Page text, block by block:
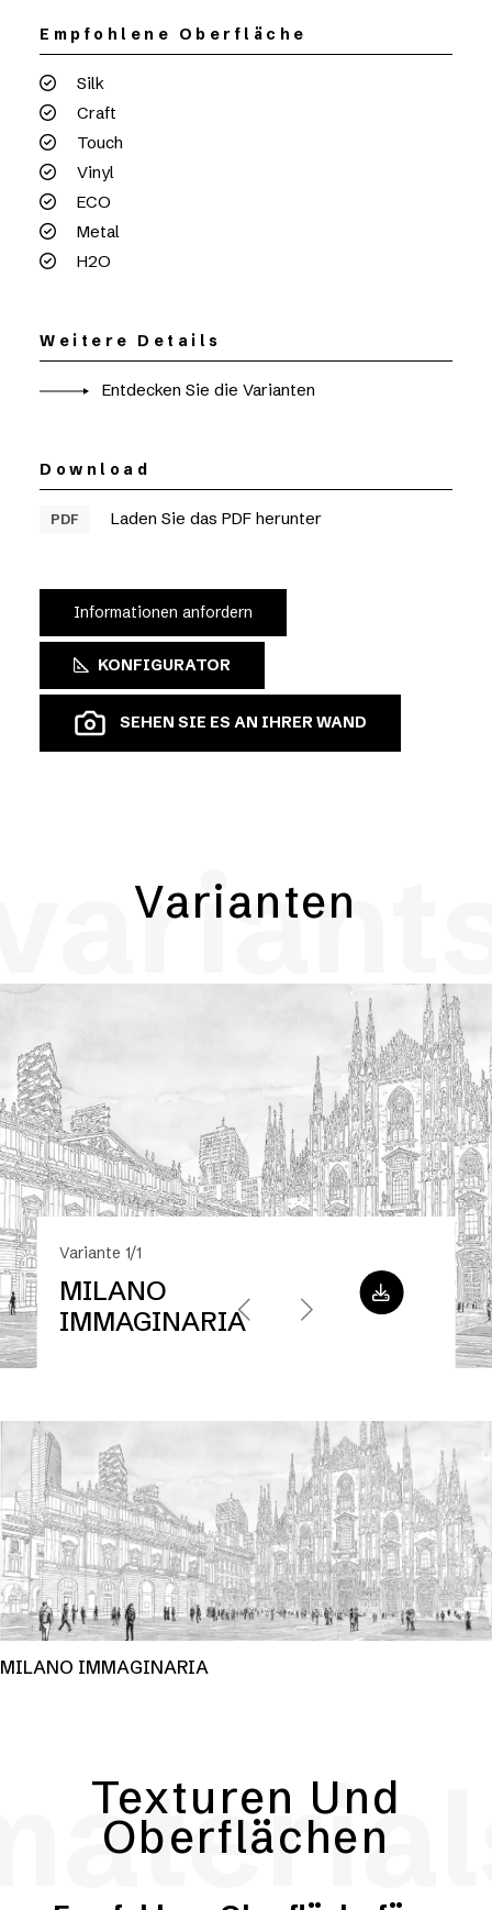
Empfohlene Oberfläche
Silk
Craft
Touch
Vinyl
ECO
Metal
H2O
Weitere Details
Entdecken Sie die Varianten
Download
PDF Laden Sie das PDF herunter
Informationen anfordern
KONFIGURATOR
SEHEN SIE ES AN IHRER WAND
Varianten
Variante 1/1
MILANO
IMMAGINARIA
MILANO IMMAGINARIA
Texturen Und
Oberflächen